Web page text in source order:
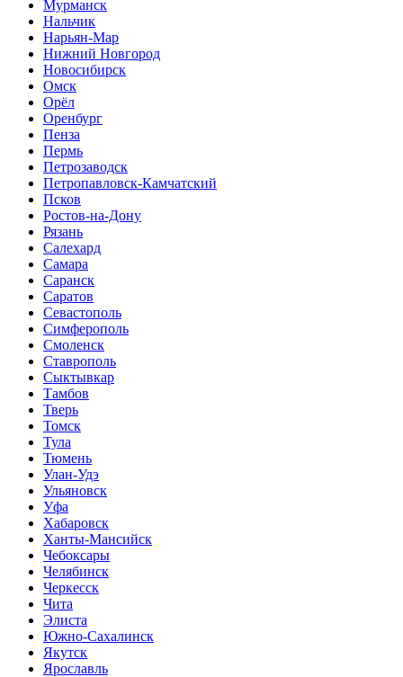
Мурманск
Нальчик
Нарьян-Мар
Нижний Новгород
Новосибирск
Омск
Орёл
Оренбург
Пенза
Пермь
Петрозаводск
Петропавловск-Камчатский
Псков
Ростов-на-Дону
Рязань
Салехард
Самара
Саранск
Саратов
Севастополь
Симферополь
Смоленск
Ставрополь
Сыктывкар
Тамбов
Тверь
Томск
Тула
Тюмень
Улан-Удэ
Ульяновск
Уфа
Хабаровск
Ханты-Мансийск
Чебоксары
Челябинск
Черкесск
Чита
Элиста
Южно-Сахалинск
Якутск
Ярославль